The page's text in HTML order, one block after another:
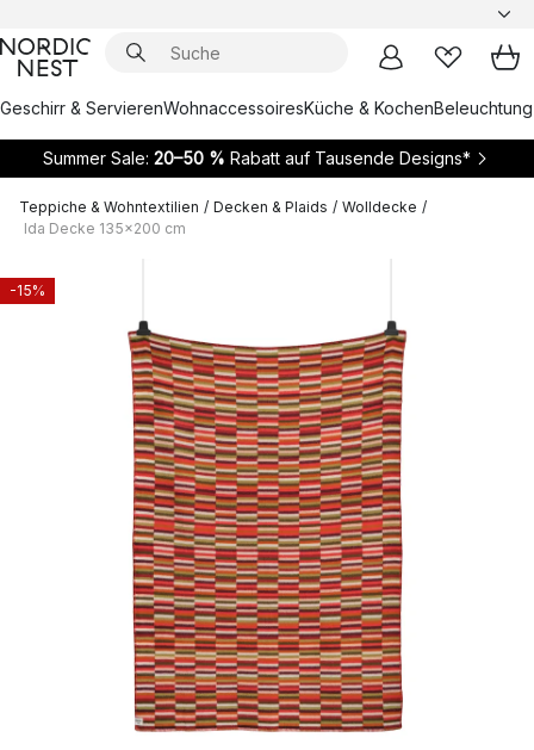
Geschirr & ServierenWohnaccessoiresKüche & KochenBeleuchtung
Summer Sale: 20–50 % Rabatt auf Tausende Designs*
Teppiche & Wohntextilien / Decken & Plaids / Wolldecke /
Ida Decke 135x200 cm
-15%